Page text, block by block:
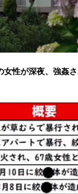
女性が深夜、強姦